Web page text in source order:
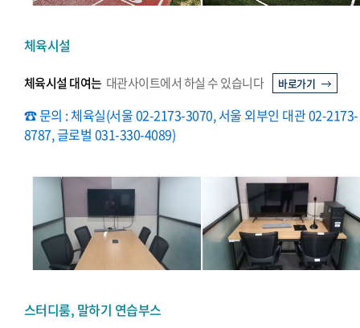
체육시설
체육시설 대여는 대관사이트에서 하실 수 있습니다 바로가기
☎ 문의 : 체육실(서울 02-2173-3070, 서울 외부인 대관 02-2173-
8787, 글로벌 031-330-4089)
스터디룸, 말하기 연습부스